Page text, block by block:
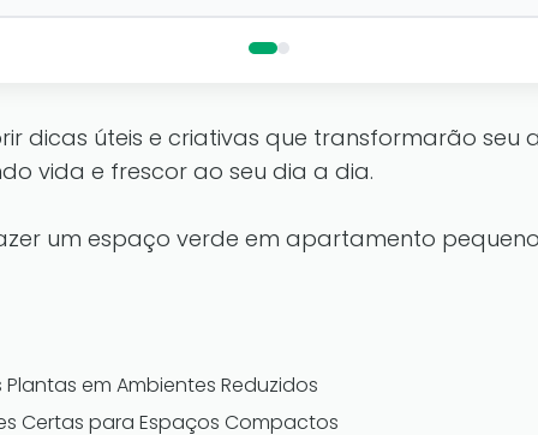
dicas úteis e criativas que transformarão seu
vida e frescor ao seu dia a dia.
em Ambientes Reduzidos
Certas para Espaços Compactos